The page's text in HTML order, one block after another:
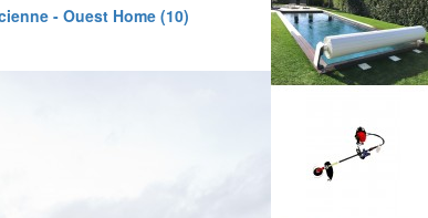
- Ouest Home (10)